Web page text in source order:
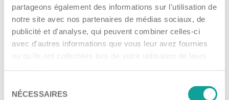
partageons également des informations sur l'utilisation de
notre site avec nos partenaires de médias sociaux, de
publicité et d'analyse, qui peuvent combiner celles-ci
avec d'autres informations que vous leur avez fournies
ou qu'ils ont collectées lors de votre utilisation de leurs
NÉCESSAIRES
Tubes d’acier précoudés
Tubes et tuyaux en plastique
Raccords vissés et connecteurs enfichables
Fiche technique véhicules tracteurs
Catalogue en ligne